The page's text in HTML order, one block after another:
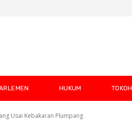
HUKUM TOKOH
Usai Kebakaran Plumpang